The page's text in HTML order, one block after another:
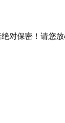
对保密！请您放